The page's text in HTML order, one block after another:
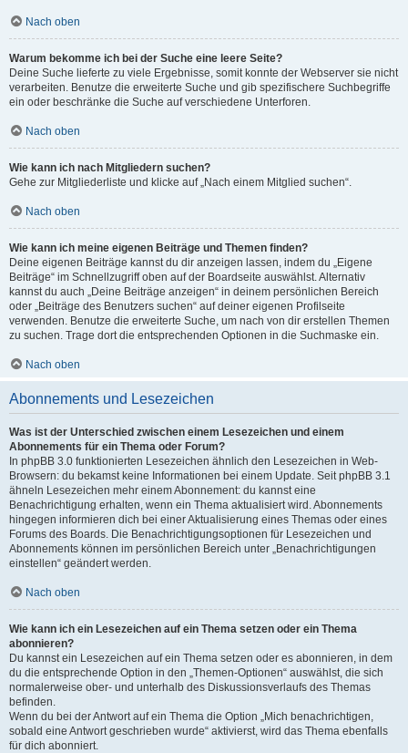
Nach oben
Warum bekomme ich bei der Suche eine leere Seite?
Deine Suche lieferte zu viele Ergebnisse, somit konnte der Webserver sie nicht
verarbeiten. Benutze die erweiterte Suche und gib spezifischere Suchbegriffe
ein oder beschränke die Suche auf verschiedene Unterforen.
Nach oben
Wie kann ich nach Mitgliedern suchen?
Gehe zur Mitgliederliste und klicke auf „Nach einem Mitglied suchen“.
Nach oben
Wie kann ich meine eigenen Beiträge und Themen finden?
Deine eigenen Beiträge kannst du dir anzeigen lassen, indem du „Eigene
Beiträge“ im Schnellzugriff oben auf der Boardseite auswählst. Alternativ
kannst du auch „Deine Beiträge anzeigen“ in deinem persönlichen Bereich
oder „Beiträge des Benutzers suchen“ auf deiner eigenen Profilseite
verwenden. Benutze die erweiterte Suche, um nach von dir erstellen Themen
zu suchen. Trage dort die entsprechenden Optionen in die Suchmaske ein.
Nach oben
Abonnements und Lesezeichen
Was ist der Unterschied zwischen einem Lesezeichen und einem
Abonnements für ein Thema oder Forum?
In phpBB 3.0 funktionierten Lesezeichen ähnlich den Lesezeichen in Web-
Browsern: du bekamst keine Informationen bei einem Update. Seit phpBB 3.1
ähneln Lesezeichen mehr einem Abonnement: du kannst eine
Benachrichtigung erhalten, wenn ein Thema aktualisiert wird. Abonnements
hingegen informieren dich bei einer Aktualisierung eines Themas oder eines
Forums des Boards. Die Benachrichtigungsoptionen für Lesezeichen und
Abonnements können im persönlichen Bereich unter „Benachrichtigungen
einstellen“ geändert werden.
Nach oben
Wie kann ich ein Lesezeichen auf ein Thema setzen oder ein Thema
abonnieren?
Du kannst ein Lesezeichen auf ein Thema setzen oder es abonnieren, in dem
du die entsprechende Option in den „Themen-Optionen“ auswählst, die sich
normalerweise ober- und unterhalb des Diskussionsverlaufs des Themas
befinden.
Wenn du bei der Antwort auf ein Thema die Option „Mich benachrichtigen,
sobald eine Antwort geschrieben wurde“ aktivierst, wird das Thema ebenfalls
für dich abonniert.